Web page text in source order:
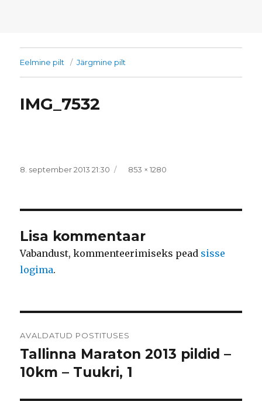
Eelmine pilt Järgmine pilt
IMG_7532
Postitatud
8. september 2013 21:30 Täissuurus
853 × 1280
Lisa kommentaar
Vabandust, kommenteerimiseks pead sisse
logima.
AVALDATUD POSTITUSES
Tallinna Maraton 2013 pildid –
10km – Tuukri, 1